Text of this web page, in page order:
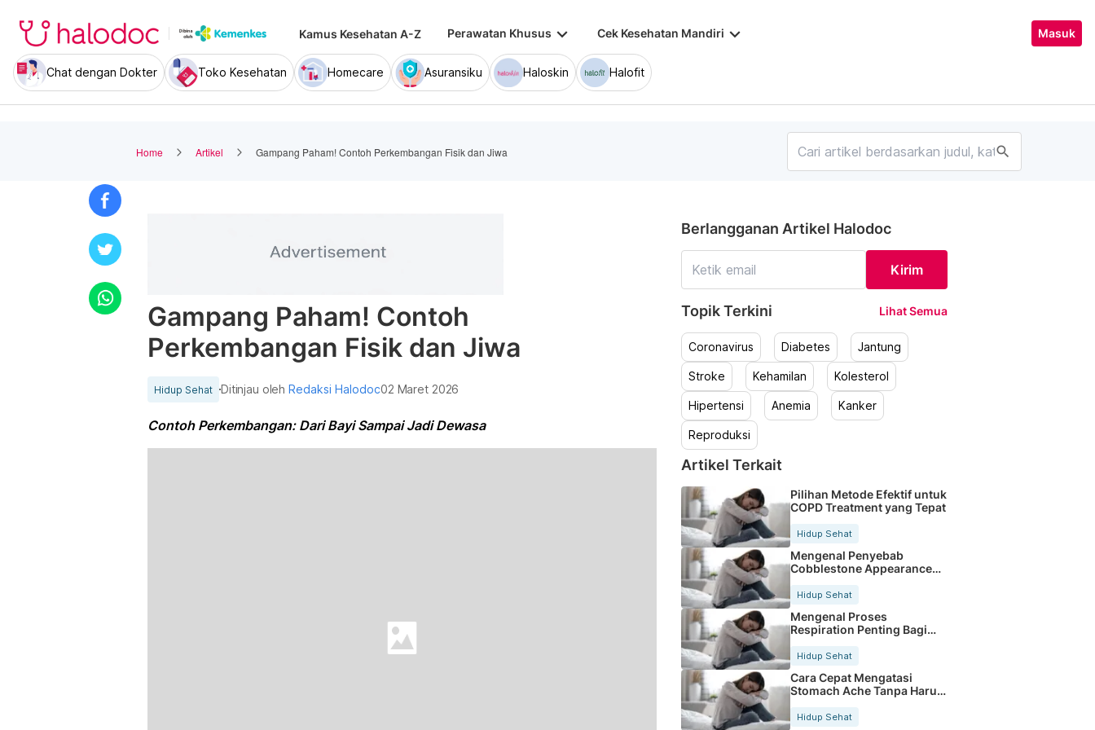
Kamus Kesehatan A-Z Perawatan Khusus keyboard_arrow_down Cek Kesehatan Mandiri keyboard_arrow_down Masuk
Chat dengan Dokter Toko Kesehatan Homecare Asuransiku Haloskin Halofit
Home Artikel Gampang Paham! Contoh Perkembangan Fisik dan Jiwa search
Gampang Paham! Contoh
Perkembangan Fisik dan Jiwa
Hidup Sehat Ditinjau olehRedaksi Halodoc02 Maret 2026
Contoh Perkembangan: Dari Bayi Sampai Jadi Dewasa
Berlangganan Artikel Halodoc
Kirim
Topik Terkini Lihat Semua
Coronavirus Diabetes Jantung
Stroke Kehamilan Kolesterol
Hipertensi Anemia Kanker
Reproduksi
Artikel Terkait
Pilihan Metode Efektif untuk
COPD Treatment yang Tepat
Hidup Sehat
Mengenal Penyebab
Cobblestone Appearance
Hidup Sehat
Mengenal Proses
Respiration Penting Bagi
Hidup Sehat
Cara Cepat Mengatasi
Stomach Ache Tanpa Harus
Hidup Sehat